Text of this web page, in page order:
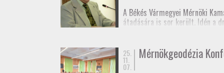
A Békés Vármegyei Mérnöki
átadására is sor került. Idén a
Dr. Cserei Pál a Békés
Gratulálunk!
25.
11.
07.
Mérnökgeodézia